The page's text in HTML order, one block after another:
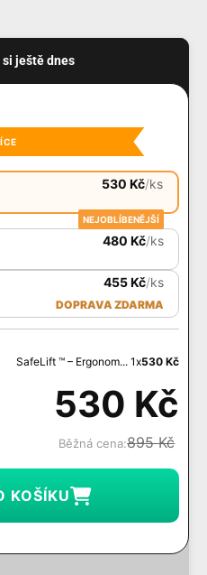
ještě dnes
530 Kč/ks
NEJOBLÍBENĚJŠÍ
480 Kč/ks
455Kč/ks
DOPRAVA ZDARMA
SafeLift ™ – Ergonom... 1x530 Kč
530 Kč
Běžná cena:895Kč
KOŠÍKU